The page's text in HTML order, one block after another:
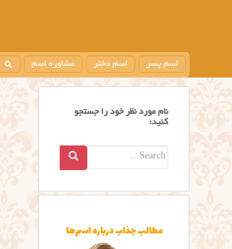
m
i
n
t
e
n
اسم پسر اسم دختر مشاوره اسم
نام مورد نظر خود را جستجو
کنید:
Search